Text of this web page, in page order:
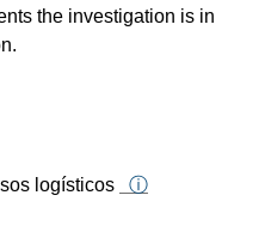
the investigation is in
logísticos ⓘ